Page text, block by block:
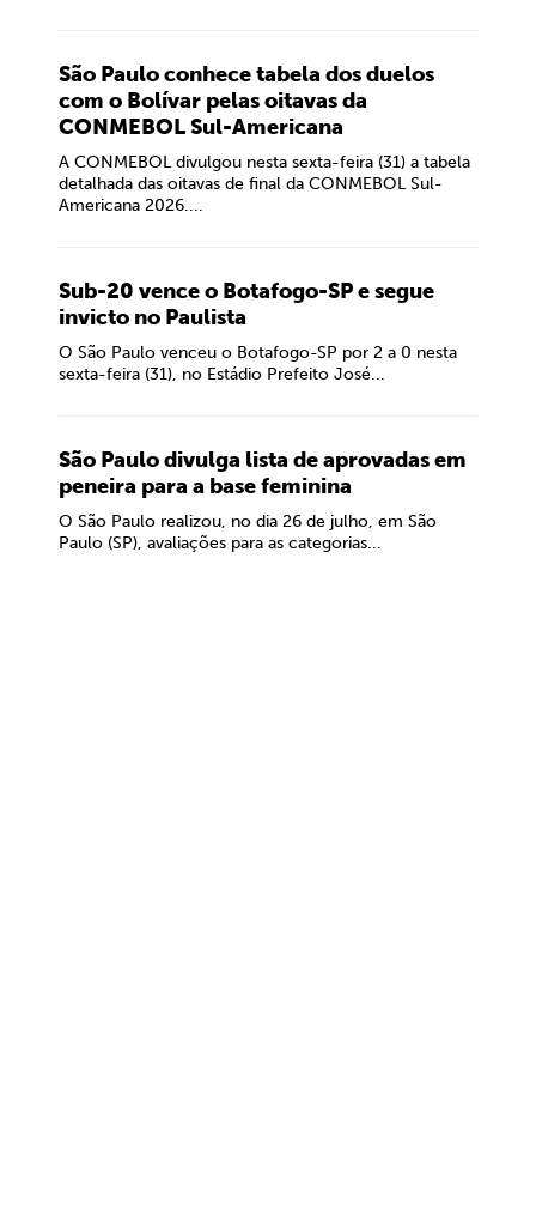
São Paulo conhece tabela dos duelos
com o Bolívar pelas oitavas da
CONMEBOL Sul-Americana
A CONMEBOL divulgou nesta sexta-feira (31) a tabela
detalhada das oitavas de final da CONMEBOL Sul-
Americana 2026....
Sub-20 vence o Botafogo-SP e segue
invicto no Paulista
O São Paulo venceu o Botafogo-SP por 2 a 0 nesta
sexta-feira (31), no Estádio Prefeito José...
São Paulo divulga lista de aprovadas em
peneira para a base feminina
O São Paulo realizou, no dia 26 de julho, em São
Paulo (SP), avaliações para as categorias...